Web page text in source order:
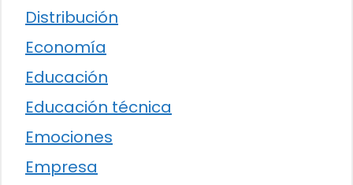
Distribución
Economía
Educación
Educación técnica
Emociones
Empresa